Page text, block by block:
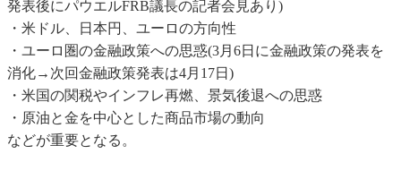
発表後にパウエルFRB議長の記者会見あり)
・米ドル、日本円、ユーロの方向性
・ユーロ圏の金融政策への思惑(3月6日に金融政策の発表を
消化→次回金融政策発表は4月17日)
・米国の関税やインフレ再燃、景気後退への思惑
・原油と金を中心とした商品市場の動向
などが重要となる。